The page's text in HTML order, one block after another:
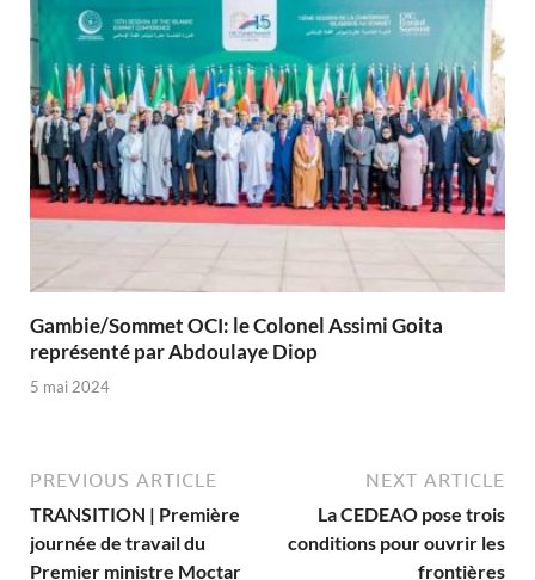
Gambie/Sommet OCI: le Colonel Assimi Goita
représenté par Abdoulaye Diop
5 mai 2024
PREVIOUS ARTICLE
TRANSITION | Première
journée de travail du
Premier ministre Moctar
NEXT ARTICLE
La CEDEAO pose trois
conditions pour ouvrir les
frontières